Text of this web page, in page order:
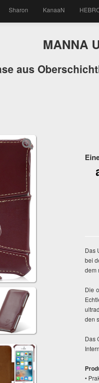
Sharon KanaaN
MANNA
aus
Das
bei
dem
Die
den
Das
•